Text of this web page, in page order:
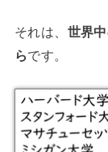
それは、 世界
らです。